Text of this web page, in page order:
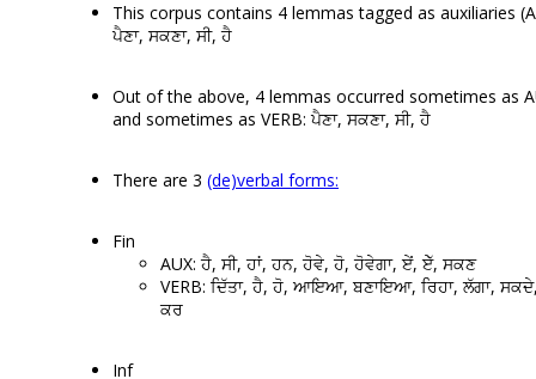
This corpus contains 4 lemmas tagged as auxiliaries
ਪੈਣਾ, ਸਕਣਾ, ਸੀ, ਹੈ
Out of the above, 4 lemmas occurred sometimes as
and sometimes as VERB: ਪੈਣਾ, ਸਕਣਾ, ਸੀ, ਹੈ
There are 3 (de)verbal forms:
Fin
AUX: ਹੈ, ਸੀ, ਹਾਂ, ਹਨ, ਹੋਵੇ, ਹੋ, ਹੋਵੇਗਾ, ਏਂ, ਏੱ, ਸਕਣ
VERB: ਦਿੱਤਾ, ਹੈ, ਹੋ, ਆਇਆ, ਬਣਾਇਆ, ਰਿਹਾ, ਲੱਗਾ,
ਕਰ
Inf